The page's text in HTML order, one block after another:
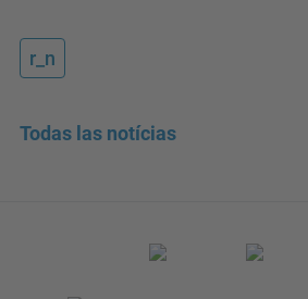
r_n
Todas las notícias